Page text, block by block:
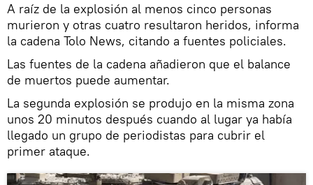
A raíz de la explosión al menos cinco personas
murieron y otras cuatro resultaron heridos, informa
la cadena Tolo News, citando a fuentes policiales.
Las fuentes de la cadena añadieron que el balance
de muertos puede aumentar.
La segunda explosión se produjo en la misma zona
unos 20 minutos después cuando al lugar ya había
llegado un grupo de periodistas para cubrir el
primer ataque.